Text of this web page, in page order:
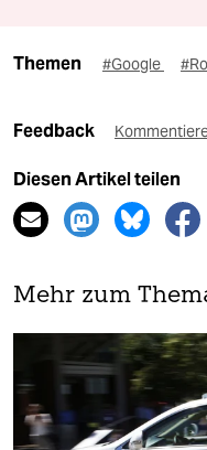
Themen #Google
Feedback
Diesen Artikel teilen
Mehr zum